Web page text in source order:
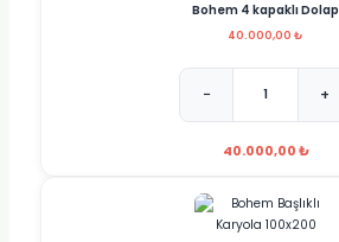
Bohem 4 kapaklı Dolap
40.000,00 ₺
− +
40.000,00 ₺